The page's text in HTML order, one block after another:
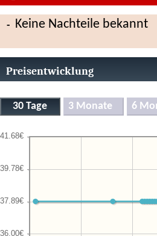
Keine Nachteile bekannt
Preisentwicklung